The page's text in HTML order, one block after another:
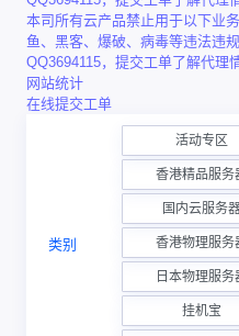
本司所有云产品禁止用于以下业
鱼、黑客、爆破、病毒等违法违
QQ3694115，提交工单了解代理
网站统计
在线提交工单
类别
活动专区
香港精品服务
国内云服务
香港物理服务
日本物理服务
挂机宝